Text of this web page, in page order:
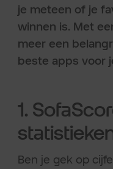
je meteen of je
winnen is. Met
meer een
beste apps voor
1.
Ben je gek op